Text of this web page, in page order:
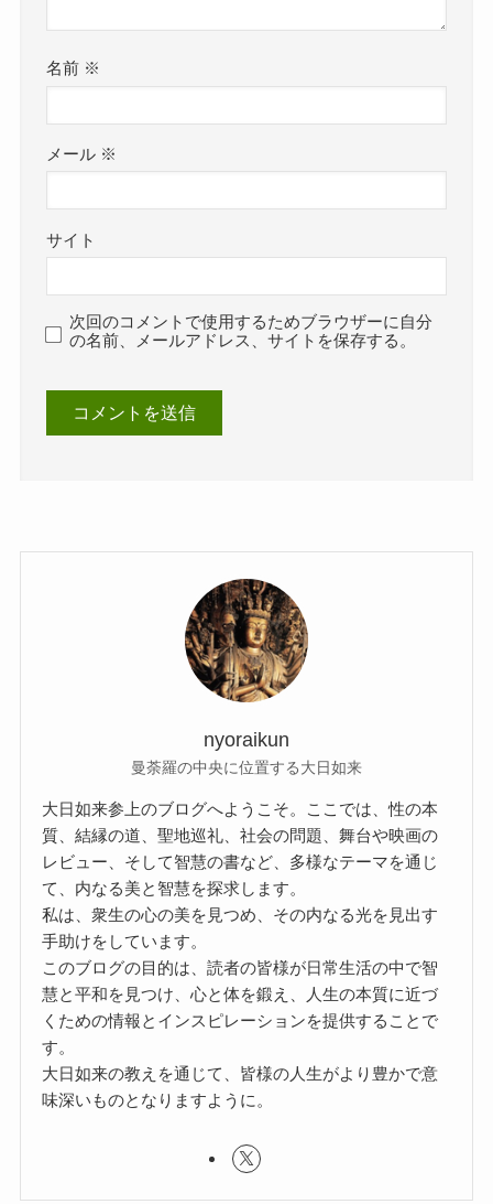
名前 ※
メール ※
サイト
次回のコメントで使用するためブラウザーに自分
の名前、メールアドレス、サイトを保存する。
nyoraikun
曼荼羅の中央に位置する大日如来
大日如来参上のブログへようこそ。ここでは、性の本
質、結縁の道、聖地巡礼、社会の問題、舞台や映画の
レビュー、そして智慧の書など、多様なテーマを通じ
て、内なる美と智慧を探求します。
私は、衆生の心の美を見つめ、その内なる光を見出す
手助けをしています。
このブログの目的は、読者の皆様が日常生活の中で智
慧と平和を見つけ、心と体を鍛え、人生の本質に近づ
くための情報とインスピレーションを提供することで
す。
大日如来の教えを通じて、皆様の人生がより豊かで意
味深いものとなりますように。